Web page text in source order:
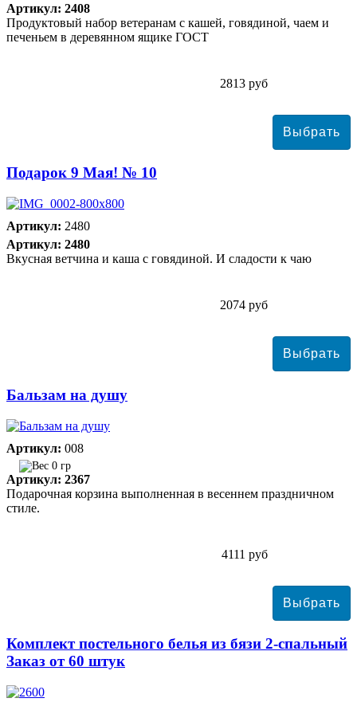
Артикул: 2408
Продуктовый набор ветеранам с кашей, говядиной, чаем и
печеньем в деревянном ящике ГОСТ
2813 руб
Подарок 9 Мая! № 10
Артикул: 2480
Артикул: 2480
Вкусная ветчина и каша с говядиной. И сладости к чаю
2074 руб
Бальзам на душу
Артикул: 008
0 гр
Артикул: 2367
Подарочная корзина выполненная в весеннем праздничном
стиле.
4111 руб
Комплект постельного белья из бязи 2-спальный
Заказ от 60 штук